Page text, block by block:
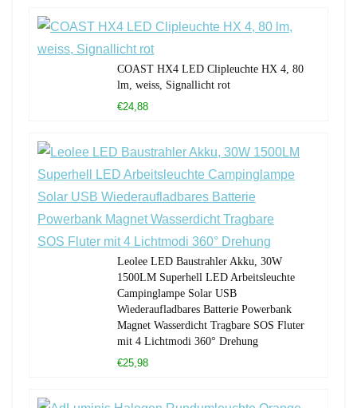
COAST HX4 LED Clipleuchte HX 4, 80
lm, weiss, Signallicht rot
€24,88
Leolee LED Baustrahler Akku, 30W
1500LM Superhell LED Arbeitsleuchte
Campinglampe Solar USB
Wiederaufladbares Batterie Powerbank
Magnet Wasserdicht Tragbare SOS Fluter
mit 4 Lichtmodi 360° Drehung
€25,98